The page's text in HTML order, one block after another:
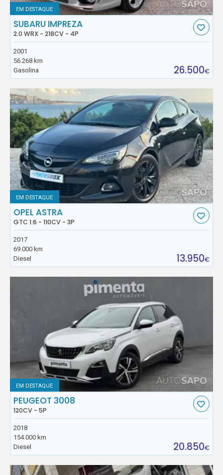
EM DESTAQUE
SUBARU IMPREZA
2.0 WRX - 218CV - 4P
2001
56.268 km
Gasolina
26.500€
EM DESTAQUE
OPEL ASTRA
GTC 1.6 - 110CV - 3P
2017
69.000 km
Diesel
13.950€
EM DESTAQUE
PEUGEOT 3008
120CV - 5P
2018
154.000 km
Diesel
20.850€